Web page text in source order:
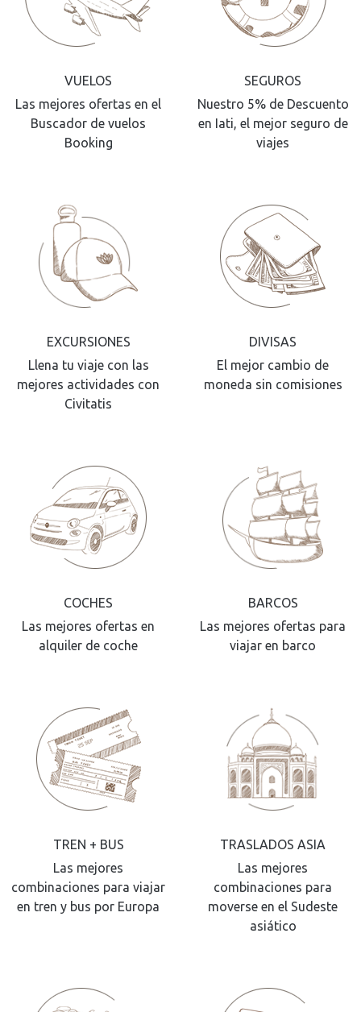
VUELOS
Las mejores ofertas en el
Buscador de vuelos
Booking
SEGUROS
Nuestro 5% de Descuento
en Iati, el mejor seguro de
viajes
EXCURSIONES
Llena tu viaje con las
mejores actividades con
Civitatis
DIVISAS
El mejor cambio de
moneda sin comisiones
COCHES
Las mejores ofertas en
alquiler de coche
BARCOS
Las mejores ofertas para
viajar en barco
TREN + BUS
Las mejores
combinaciones para viajar
en tren y bus por Europa
TRASLADOS ASIA
Las mejores
combinaciones para
moverse en el Sudeste
asiático